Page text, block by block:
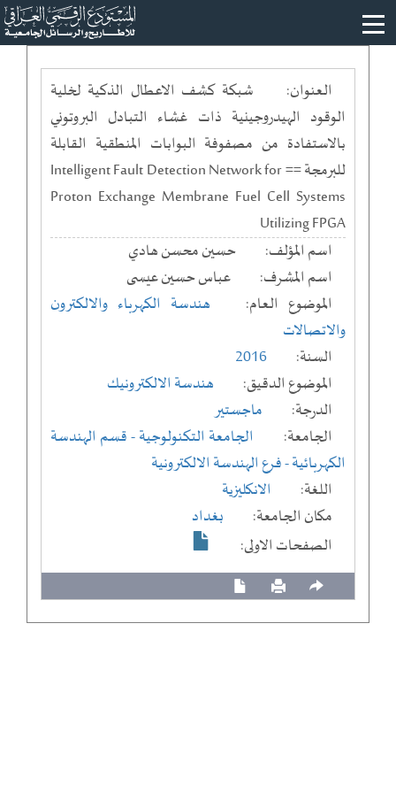
العنوان:
شبكة كشف الاعطال الذكية لخلية
الوقود الهيدروجينية ذات غشاء التبادل البروتوني
بالاستفادة من مصفوفة البوابات المنطقية القابلة
للبرمجة == Intelligent Fault Detection Network for
Proton Exchange Membrane Fuel Cell Systems
Utilizing FPGA
اسم المؤلف:
حسين محسن هادي
اسم المشرف:
عباس حسين عيسى
الموضوع العام:
هندسة الكهرباء والالكترون
والاتصالات
السنة:
2016
الموضوع الدقيق:
هندسة الالكترونيك
الدرجة:
ماجستير
الجامعة:
الجامعة التكنولوجية- قسم الهندسة
الكهربائية- فرع الهندسة الالكترونية
اللغة:
الانكليزية
مكان الجامعة:
بغداد
الصفحات الاولى: